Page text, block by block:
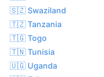
🇸🇿 Swaziland
🇹🇿 Tanzania
🇹🇬 Togo
🇹🇳 Tunisia
🇺🇬 Uganda